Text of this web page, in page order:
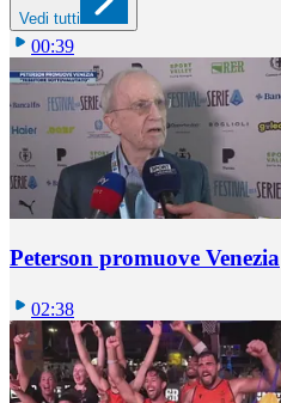
Vedi tutti
00:39
Peterson promuove Venezia
02:38